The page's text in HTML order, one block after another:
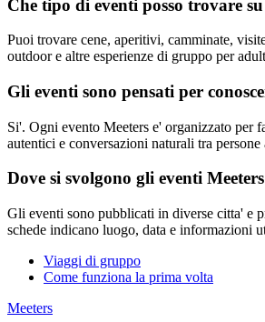
Che tipo di eventi posso trovare su
Puoi trovare cene, aperitivi, camminate,
outdoor e altre esperienze di gruppo per
Gli eventi sono pensati per
Si'. Ogni evento Meeters e' organizzato per
autentici e conversazioni naturali tra persone
Dove si svolgono gli eventi
Gli eventi sono pubblicati in diverse citta' e
schede indicano luogo, data e informazioni
Viaggi di gruppo
Come funziona la prima volta
Meeters